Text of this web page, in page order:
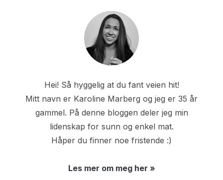
Hei! Så hyggelig at du fant veien hit!
Mitt navn er Karoline Marberg og jeg er 35 år
gammel. På denne bloggen deler jeg min
lidenskap for sunn og enkel mat.
Håper du finner noe fristende :)
Les mer om meg her »